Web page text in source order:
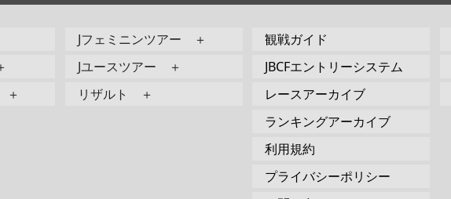
＋
Jフェミニンツアー ＋
Jユースツアー ＋
リザルト ＋
観戦ガイド
JBCFエントリーシステム
レースアーカイブ
ランキングアーカイブ
利用規約
プライバシーポリシー